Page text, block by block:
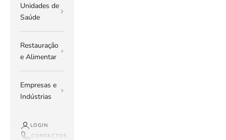
Unidades de
Saúde
Restauração
e Alimentar
Empresas e
Indústrias
LOGIN
CONTACTOS